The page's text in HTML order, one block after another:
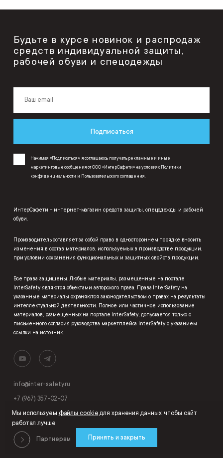
Будьте в курсе новинок и распродаж
средств индивидуальной защиты,
рабочей обуви и спецодежды
Подписаться
Нажимая «Подписаться», я соглашаюсь получать рекламные и иные
маркетинговые сообщения от ООО «ИнтерСафети» на условиях Политики
конфиденциальности и Пользовательского соглашения
ИнтерСафети – интернет-магазин средств защиты, спецодежды и рабочей
обуви.
Производитель оставляет за собой право в одностороннем порядке вносить
изменения в состав материалов, используемых в производстве продукции,
при условии сохранения функциональных и защитных свойств продукции.
Все права защищены. Любые материалы, размещенные на портале
InterSafety являются объектами авторского права. Права InterSafety на
указанные материалы охраняются законодательством о правах на результаты
интеллектуальной деятельности. Полное или частичное использование
материалов, размещенных на портале InterSafety, допускается только с
письменного согласия руководства маркетплейса InterSafety с указанием
ссылки на источник.
info@inter-safety.ru
+7 (967) 357-02-07
Партнерам
Мы используем файлы cookieдля хранения данных, чтобы сайт
работал лучше
Принять и закрыть